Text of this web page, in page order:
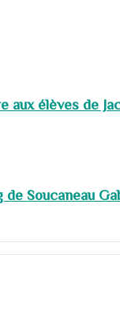
aux élèves de
Soucaneau